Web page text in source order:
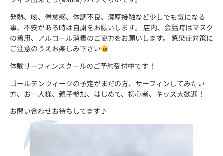
発熱、咳、倦怠感、体調不良、濃厚接触など少しでも気になる
事、不安がある時は自粛をお願いします。 店内、会話時はマスク
の着用、アルコール消毒のご協力をお願いします。 感染症対策に
ご注意のうえお楽しみ下さい
体験サーフィンスクールのご予約受付中です！
ゴールデンウィークの予定がまだの方、サーフィンしてみたい
方、お一人様、親子参加、はじめて、初心者、キッズ大歓迎！
お問い合わせお待ちしてます♪